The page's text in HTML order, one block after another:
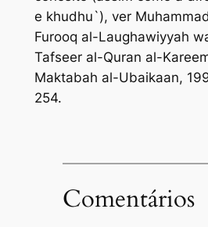
e khudhu`), ver
Furooq al-Laughawiyyah
Tafseer al-Quran al-
Maktabah al-Ubaikaan,
254.
Comentários